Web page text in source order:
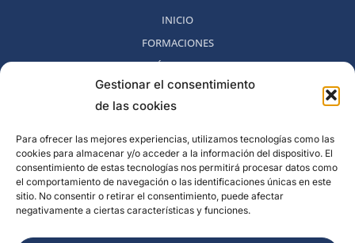
Gestionar el consentimiento
de las cookies
Para ofrecer las mejores experiencias, utilizamos tecnologías como las
cookies para almacenar y/o acceder a la información del dispositivo. El
consentimiento de estas tecnologías nos permitirá procesar datos como
el comportamiento de navegación o las identificaciones únicas en este
sitio. No consentir o retirar el consentimiento, puede afectar
negativamente a ciertas características y funciones.
INICIO
FORMACIONES
MÉTODO 360
COMUNIDAD
NOSOTROS
BLOG
CONTACTO
POLITICA DE DESESTIMIENTO